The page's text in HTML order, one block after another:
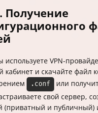
Получение
используете VPN-
кабинет и скачайте файл
.conf
или
свой сервер,
(приватный и публичный)